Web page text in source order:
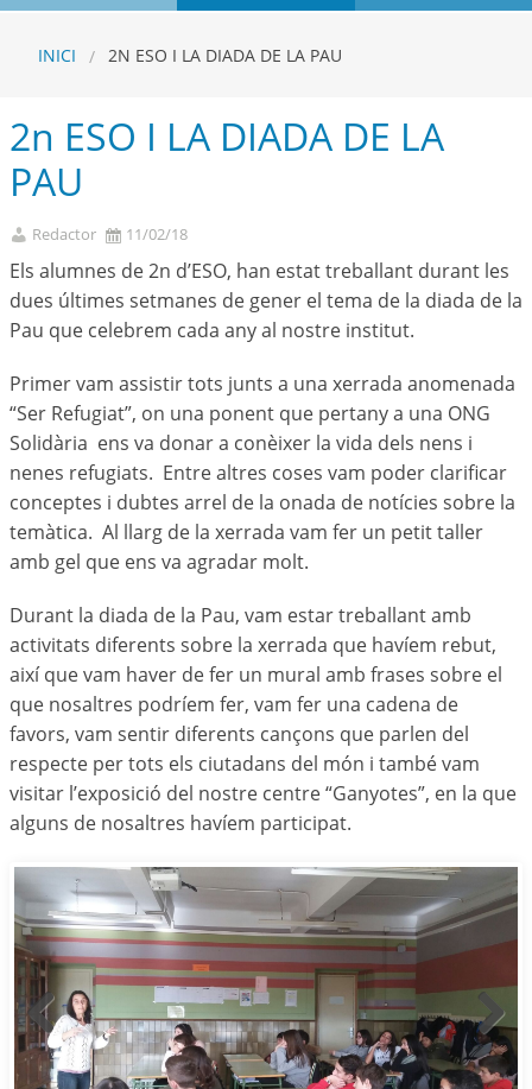
INICI 2N ESO I LA DIADA DE LA PAU
2n ESO I LA DIADA DE LA
PAU
Redactor 11/02/18
Els alumnes de 2n d’ESO, han estat treballant durant les
dues últimes setmanes de gener el tema de la diada de la
Pau que celebrem cada any al nostre institut.
Primer vam assistir tots junts a una xerrada anomenada
“Ser Refugiat”, on una ponent que pertany a una ONG
Solidària ens va donar a conèixer la vida dels nens i
nenes refugiats. Entre altres coses vam poder clarificar
conceptes i dubtes arrel de la onada de notícies sobre la
temàtica. Al llarg de la xerrada vam fer un petit taller
amb gel que ens va agradar molt.
Durant la diada de la Pau, vam estar treballant amb
activitats diferents sobre la xerrada que havíem rebut,
així que vam haver de fer un mural amb frases sobre el
que nosaltres podríem fer, vam fer una cadena de
favors, vam sentir diferents cançons que parlen del
respecte per tots els ciutadans del món i també vam
visitar l’exposició del nostre centre “Ganyotes”, en la que
alguns de nosaltres havíem participat.